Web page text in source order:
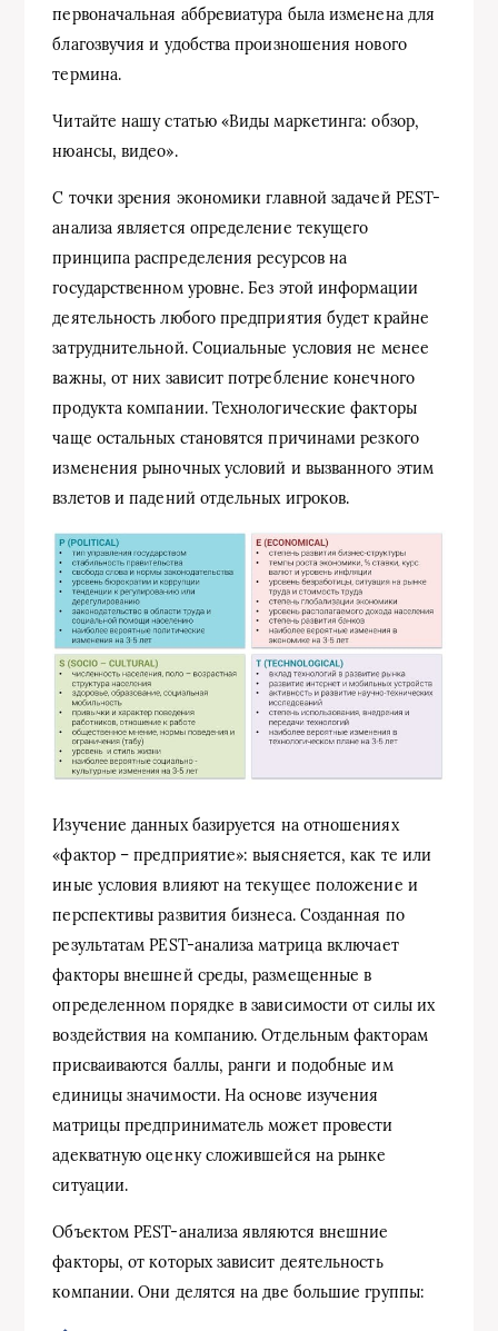
первоначальная аббревиатура была изменена для
благозвучия и удобства произношения нового
термина.
Читайте нашу статью «Виды маркетинга: обзор,
нюансы, видео».
С точки зрения экономики главной задачей PEST-
анализа является определение текущего
принципа распределения ресурсов на
государственном уровне. Без этой информации
деятельность любого предприятия будет крайне
затруднительной. Социальные условия не менее
важны, от них зависит потребление конечного
продукта компании. Технологические факторы
чаще остальных становятся причинами резкого
изменения рыночных условий и вызванного этим
взлетов и падений отдельных игроков.
Изучение данных базируется на отношениях
«фактор – предприятие»: выясняется, как те или
иные условия влияют на текущее положение и
перспективы развития бизнеса. Созданная по
результатам PEST-анализа матрица включает
факторы внешней среды, размещенные в
определенном порядке в зависимости от силы их
воздействия на компанию. Отдельным факторам
присваиваются баллы, ранги и подобные им
единицы значимости. На основе изучения
матрицы предприниматель может провести
адекватную оценку сложившейся на рынке
ситуации.
Объектом PEST-анализа являются внешние
факторы, от которых зависит деятельность
компании. Они делятся на две большие группы: